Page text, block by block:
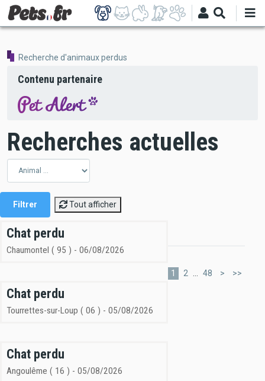
Aller
au
contenu
Recherche d'animaux perdus
Contenu partenaire
Recherches actuelles
Tout afficher
Chat perdu
Chaumontel ( 95 ) - 06/08/2026
Chat perdu
Tourrettes-sur-Loup ( 06 ) - 05/08/2026
Chat perdu
Angoulême ( 16 ) - 05/08/2026
Page
1 Page
2 Page
48 > >>